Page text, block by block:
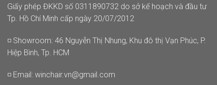
Giấy phép ĐKKD số 0311890732 do sở kế hoạch và đầu tư
Tp. Hồ Chí Minh cấp ngày 20/07/2012
◽ Showroom: 46 Nguyễn Thị Nhung, Khu đô thị Vạn Phúc, P.
Hiệp Bình, Tp. HCM
◽ Email: winchair.vn@gmail.com